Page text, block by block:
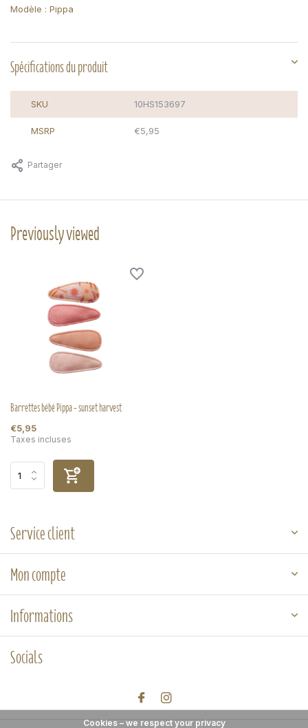
Modèle : Pippa
Spécifications du produit
SKU 10HS153697
MSRP €5,95
Partager
Previously viewed
Barrettes bébé Pippa - sunset harvest
€5,95
Taxes incluses
Service client
Mon compte
Informations
Socials
Cookies – we respect your privacy